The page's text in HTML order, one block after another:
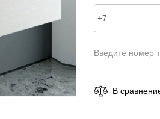
Введите номер
В